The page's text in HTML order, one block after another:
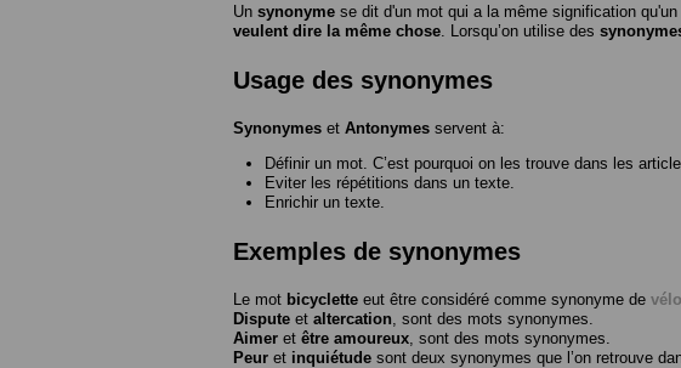
Un synonyme se dit d'un mot qui a la même signification
veulent dire la même chose . Lorsqu’on utilise des
Usage des synonymes
Synonymes et Antonymes servent à:
Définir un mot. C’est pourquoi on les trouve dans les
Eviter les répétitions dans un texte.
Enrichir un texte.
Exemples de synonymes
Le mot bicyclette eut être considéré comme synonyme de vélo
Dispute et altercation , sont des mots synonymes.
Aimer et être amoureux , sont des mots synonymes.
Peur et inquiétude sont deux synonymes que l’on retrouve